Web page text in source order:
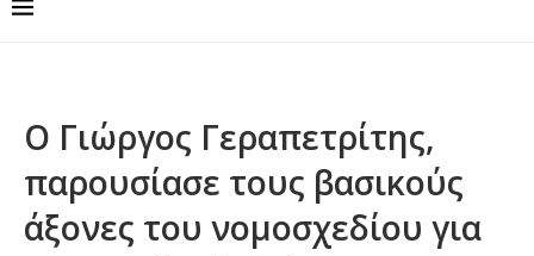
O Γιώργος Γεραπετρίτης,
παρουσίασε τους βασικούς
άξονες του νομοσχεδίου για